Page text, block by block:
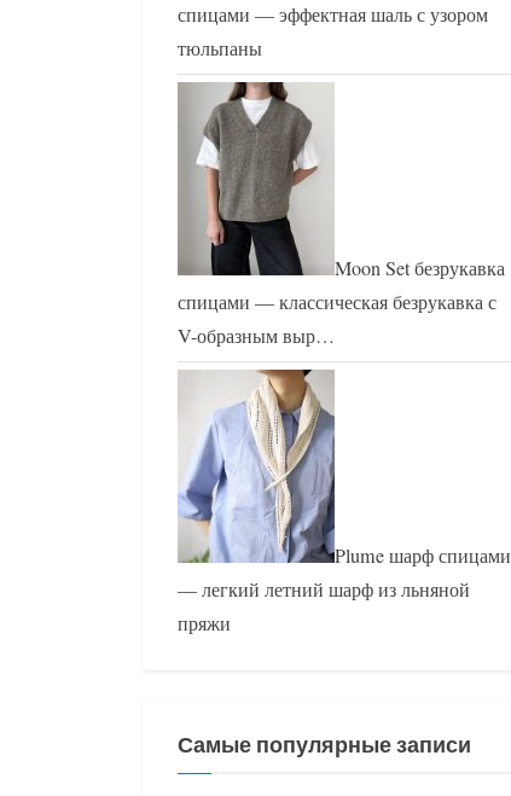
спицами — эффектная шаль с узором
тюльпаны
Moon Set безрукавка
спицами — классическая безрукавка с
V-образным выр…
Plume шарф спицами
— легкий летний шарф из льняной
пряжи
Самые популярные записи